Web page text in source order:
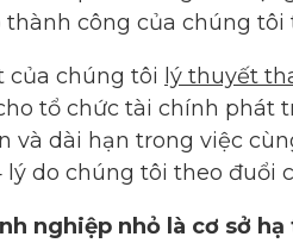
công của chúng
của chúng tôi lý thuyết
tổ chức tài chính
và dài hạn trong việc
lý do chúng tôi theo đuổi
nghiệp nhỏ là cơ sở